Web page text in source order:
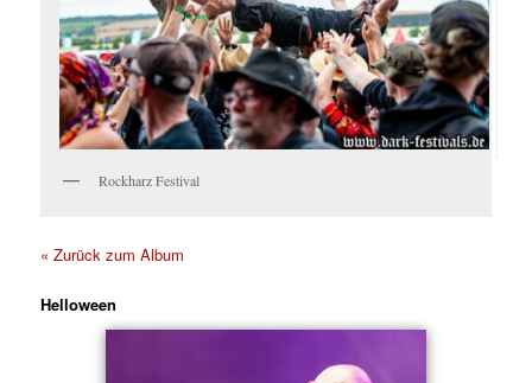
Rockharz Festival
« Zurück zum Album
Helloween